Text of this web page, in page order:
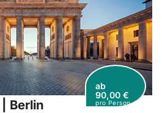
ab
90,00 €
pro Person
| Berlin